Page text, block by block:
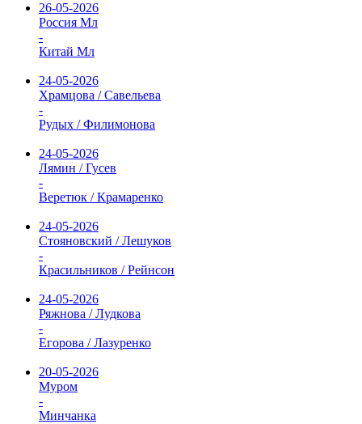
26-05-2026
Россия Мл
-
Китай Мл
24-05-2026
Храмцова / Савельева
-
Рудых / Филимонова
24-05-2026
Лямин / Гусев
-
Веретюк / Крамаренко
24-05-2026
Стояновский / Лешуков
-
Красильников / Рейнсон
24-05-2026
Ряжнова / Лудкова
-
Егорова / Лазуренко
20-05-2026
Муром
-
Минчанка